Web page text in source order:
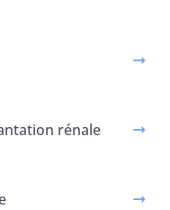
rénale